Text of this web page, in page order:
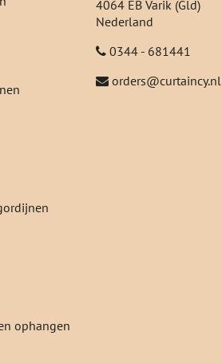
ophangen
4064 EB Varik (Gld)
Nederland
0344 - 681441
orders@curtaincy.nl